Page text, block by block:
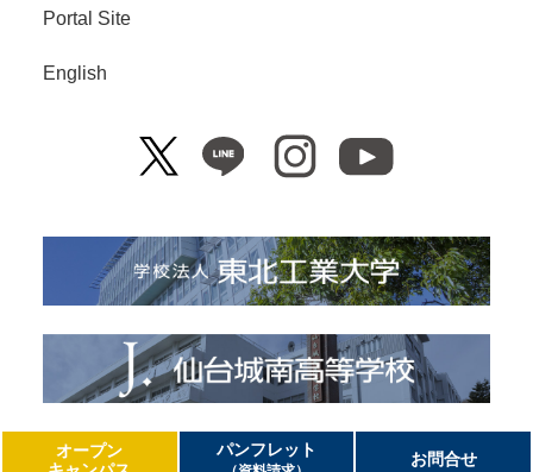
Portal Site
English
Copyright© Tohoku Institute of Technology. All Right Reserved.
オープン
パンフレット
お問合せ